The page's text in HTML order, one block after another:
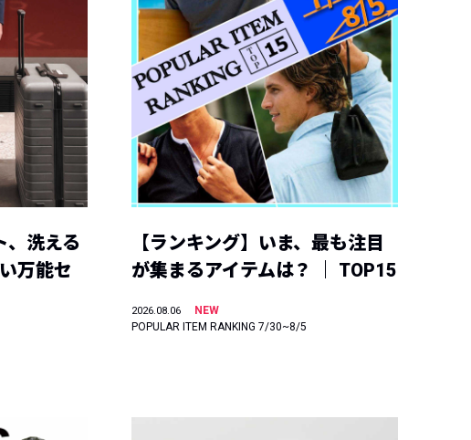
、洗える
万能セ
【ランキング】いま、最も注目
が集まるアイテムは？ ｜ TOP15
2026.08.06
NEW
POPULAR ITEM RANKING 7/30~8/5